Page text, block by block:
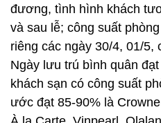
đương, tình hình khách
và sau lễ; công suất
riêng các ngày 30/4, 01/5,
Ngày lưu trú bình quân
khách sạn có công suất
ước đạt 85-90% là